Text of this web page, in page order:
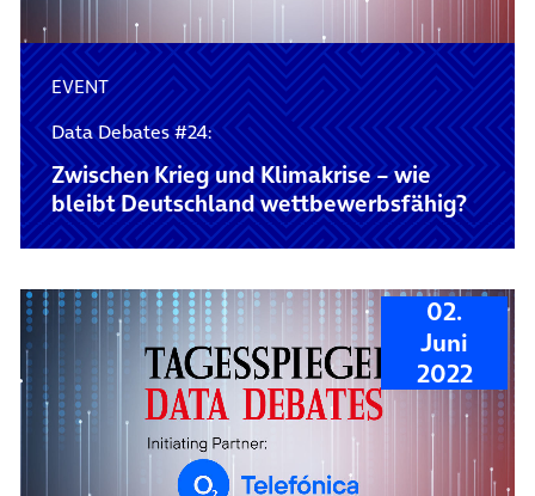
EVENT
Data Debates #24:
Zwischen Krieg und Klimakrise – wie
bleibt Deutschland wettbewerbsfähig?
02.
Juni
2022